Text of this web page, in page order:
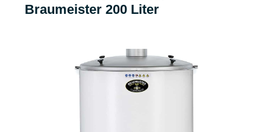
Braumeister 200 Liter
Bildergalerie überspringen